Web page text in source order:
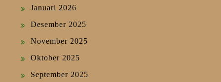
Januari 2026
Desember 2025
November 2025
Oktober 2025
September 2025